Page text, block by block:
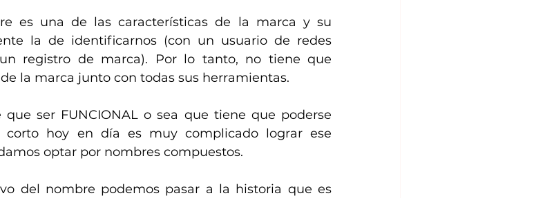
es una de las características de la marca y su
la de identificarnos (con un usuario de redes
registro de marca). Por lo tanto, no tiene que
la marca junto con todas sus herramientas.
ser FUNCIONAL o sea que tiene que poderse
hoy en día es muy complicado lograr ese
optar por nombres compuestos.
del nombre podemos pasar a la historia que es